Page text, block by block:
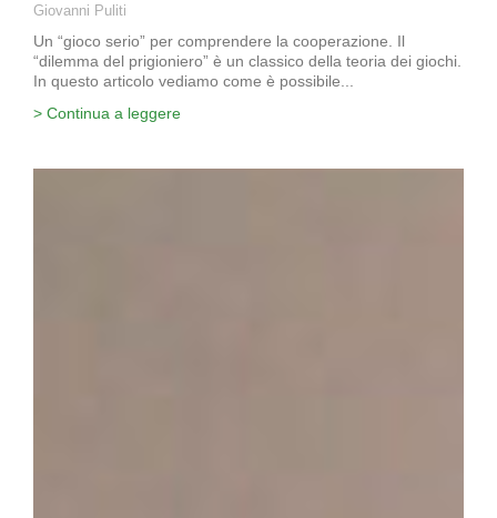
Giovanni Puliti
Un “gioco serio” per comprendere la cooperazione. Il
“dilemma del prigioniero” è un classico della teoria dei giochi.
In questo articolo vediamo come è possibile...
> Continua a leggere